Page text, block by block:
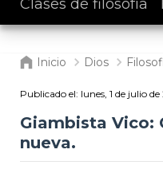
Clases de filosofía
Inicio Dios
Publicado el: lunes, 1 de julio de
Giambista Vico:
nueva.